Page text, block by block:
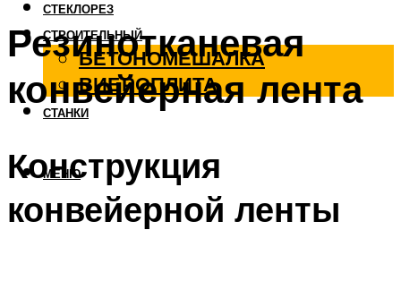
СТЕКЛОРЕЗ
СТРОИТЕЛЬНЫЙ
БЕТОНОМЕШАЛКА
ВИБРОПЛИТА
СТАНКИ
МЕНЮ
Резинотканевая
конвейерная лента
Конструкция
конвейерной ленты